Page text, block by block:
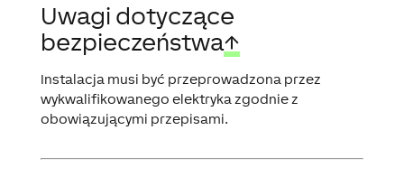
Uwagi dotyczące
bezpieczeństwa↑
Instalacja musi być przeprowadzona przez
wykwalifikowanego elektryka zgodnie z
obowiązującymi przepisami.